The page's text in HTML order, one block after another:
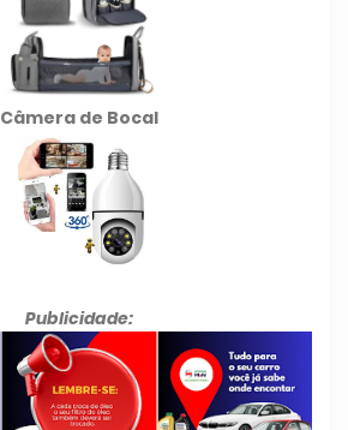
Câmera de Bocal
Publicidade: